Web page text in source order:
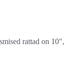
rattad on 10″,